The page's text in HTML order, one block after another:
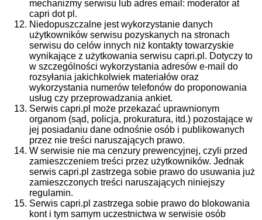
mechanizmy serwisu lub adres email: moderator at
capri dot pl.
Niedopuszczalne jest wykorzystanie danych
użytkowników serwisu pozyskanych na stronach
serwisu do celów innych niż kontakty towarzyskie
wynikające z użytkowania serwisu capri.pl. Dotyczy to
w szczególności wykorzystania adresów e-mail do
rozsyłania jakichkolwiek materiałów oraz
wykorzystania numerów telefonów do proponowania
usług czy przeprowadzania ankiet.
Serwis capri.pl może przekazać uprawnionym
organom (sąd, policja, prokuratura, itd.) pozostające w
jej posiadaniu dane odnośnie osób i publikowanych
przez nie treści naruszających prawo.
W serwisie nie ma cenzury prewencyjnej, czyli przed
zamieszczeniem treści przez użytkowników. Jednak
serwis capri.pl zastrzega sobie prawo do usuwania już
zamieszczonych treści naruszających niniejszy
regulamin.
Serwis capri.pl zastrzega sobie prawo do blokowania
kont i tym samym uczestnictwa w serwisie osób